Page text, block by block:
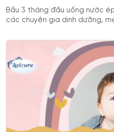
Bầu 3 tháng đầu uống nước
các chuyên gia dinh dưỡng,